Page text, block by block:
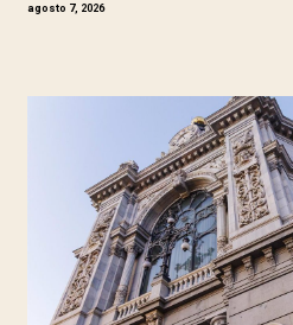
agosto 7, 2026